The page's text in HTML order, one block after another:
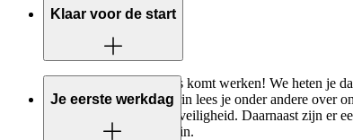
Klaar voor de start
We zijn blij dat je bij ons komt werken! We heten je
goed voorbereiden. Hierin lees je onder andere over
omgaan met privacy en veiligheid. Daarnaast zijn er
op het Antonius Leerplein.
Je eerste werkdag